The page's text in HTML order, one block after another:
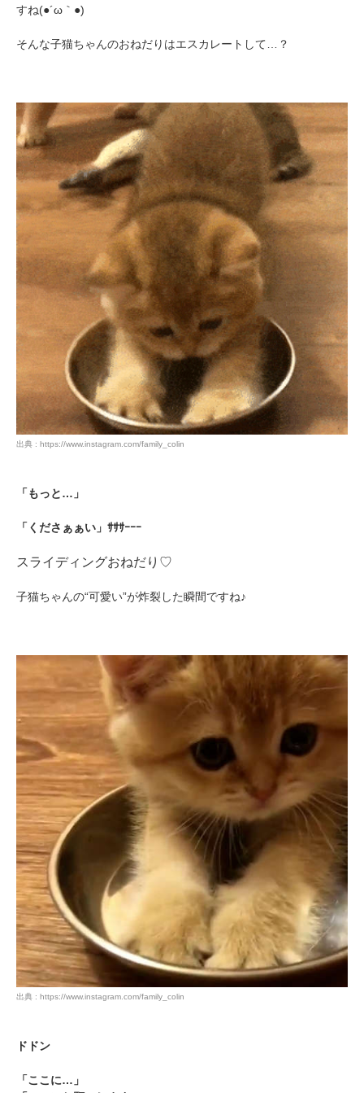
すね(●´ω｀●)
そんな子猫ちゃんのおねだりはエスカレートして…？
出典 : https://www.instagram.com/family_colin
「もっと…」
「くださぁぁい」ｻｻｻｰｰｰ
スライディングおねだり♡
子猫ちゃんの“可愛い”が炸裂した瞬間ですね♪
出典 : https://www.instagram.com/family_colin
ドドン
「ここに…」